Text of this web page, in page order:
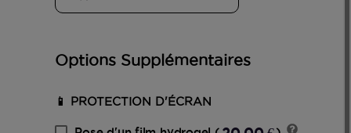
Options Supplémentaires
📱 PROTECTION D'ÉCRAN